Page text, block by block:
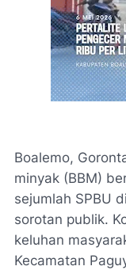
Boalemo,
minyak (BBM)
sejumlah SPBU
sorotan publik.
keluhan
Kecamatan